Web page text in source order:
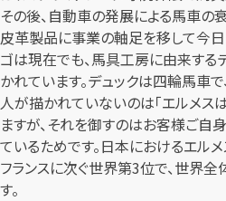
その後、自動車の発展による馬車の
皮革製品に事業の軸足を移して今日
ゴは現在でも、馬具工房に由来する
かれています。デュックは四輪馬車
人が描かれていないのは「エルメ
ますが、それを御すのはお客様ご自
ているためです。日本におけるエル
フランスに次ぐ世界第3位で、世界
す。